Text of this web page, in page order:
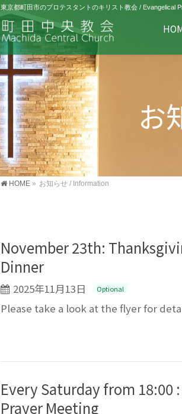
東京都町田市のプロテスタントのキリスト教会 / Evangelical
お
HOME » お知らせ / Information
November 23th:
Dinner
2025年11月13日 Optional
Please take a look at the flyer for
Every Saturday from 18:00
Prayer Meeting